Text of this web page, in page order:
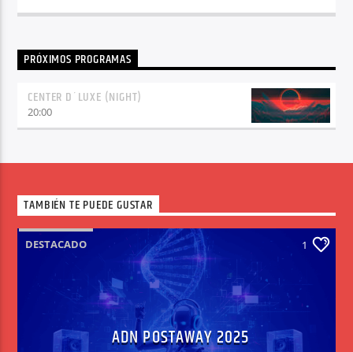
PRÓXIMOS PROGRAMAS
CENTER D´LUXE (NIGHT)
20:00
TAMBIÉN TE PUEDE GUSTAR
DESTACADO 1
ADN POSTAWAY 2025